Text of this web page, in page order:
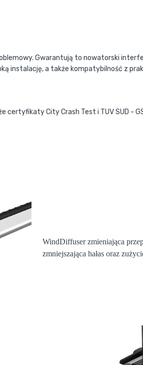
Gwarantują to nowatorski
instalację, a także kompatybilność z
certyfikaty City Crash Test i TUV SUD -
WindDiffuserzmieniająca
zmniejszająca hałas oraz